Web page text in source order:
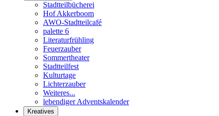
Stadtteilbücherei
Hof Akkerboom
AWO-Stadtteilcafé
palette 6
Literaturfrühling
Feuerzauber
Sommertheater
Stadtteilfest
Kulturtage
Lichterzauber
Weiteres...
lebendiger Adventskalender
Kreatives